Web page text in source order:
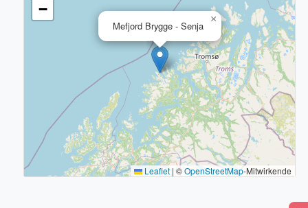
Mefjord Brygge - Senja
×
−
Leaflet | ©OpenStreetMap-Mitwirkende